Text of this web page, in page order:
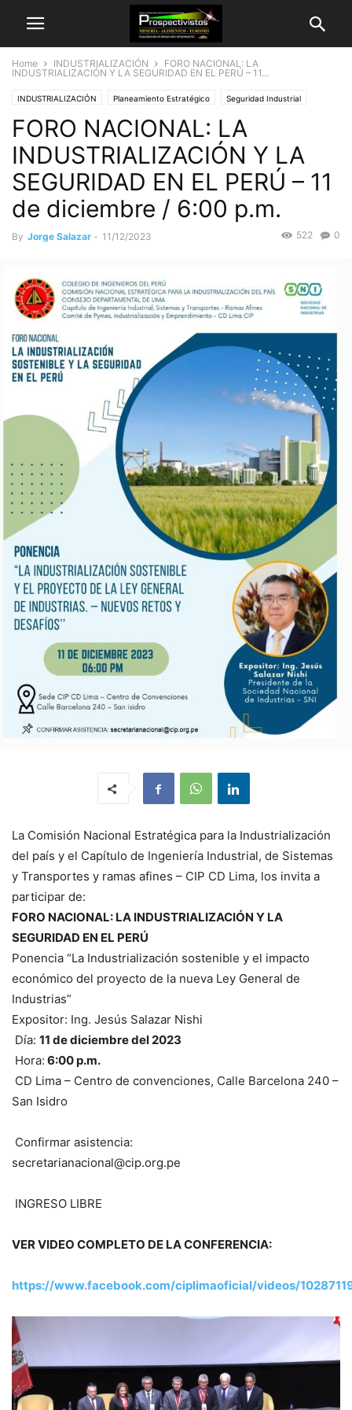
Home INDUSTRIALIZACIÓN
FORO NACIONAL: LA
INDUSTRIALIZACIÓN Y LA SEGURIDAD EN EL PERÚ – 11...
INDUSTRIALIZACIÓN Planeamiento Estratégico Seguridad Industrial
FORO NACIONAL: LA
INDUSTRIALIZACIÓN Y LA
SEGURIDAD EN EL PERÚ – 11
de diciembre / 6:00 p.m.
By Jorge Salazar - 11/12/2023 0
522
La Comisión Nacional Estratégica para la Industrialización
del país y el Capítulo de Ingeniería Industrial, de Sistemas
y Transportes y ramas afines – CIP CD Lima, los invita a
participar de:
FORO NACIONAL: LA INDUSTRIALIZACIÓN Y LA
SEGURIDAD EN EL PERÚ
Ponencia “La Industrialización sostenible y el impacto
económico del proyecto de la nueva Ley General de
Industrias”
Expositor: Ing. Jesús Salazar Nishi
Día: 11 de diciembre del 2023
Hora: 6:00 p.m.
CD Lima – Centro de convenciones, Calle Barcelona 240 –
San Isidro
Confirmar asistencia:
secretarianacional@cip.org.pe
INGRESO LIBRE
VER VIDEO COMPLETO DE LA CONFERENCIA:
https://www.facebook.com/ciplimaoficial/videos/